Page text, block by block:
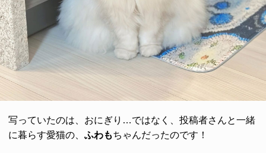
写っていたのは、おにぎり…ではなく、投稿者さんと一緒
に暮らす愛猫の、 ふわもちゃんだったのです！